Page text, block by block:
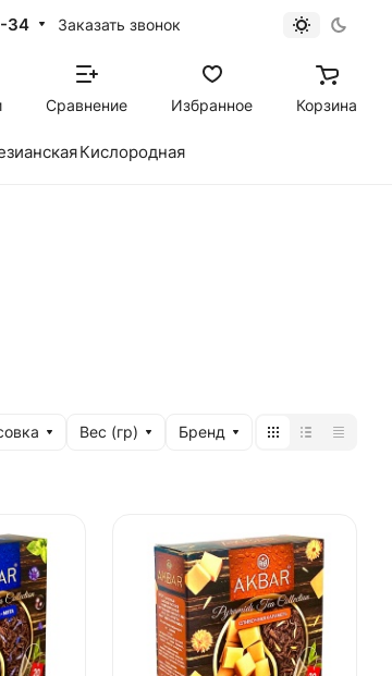
34 Заказать звонок
Сравнение Избранное Корзина
Кислородная
Вес (гр)
Бренд